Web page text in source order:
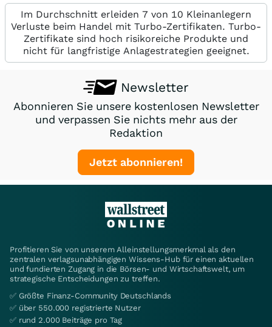
Im Durchschnitt erleiden 7 von 10 Kleinanlegern
Verluste beim Handel mit Turbo-Zertifikaten. Turbo-
Zertifikate sind hoch risikoreiche Produkte und
nicht für langfristige Anlagestrategien geeignet.
Newsletter
Abonnieren Sie unsere kostenlosen Newsletter
und verpassen Sie nichts mehr aus der
Redaktion
Jetzt abonnieren!
Profitieren Sie von unserem Alleinstellungsmerkmal als den
zentralen verlagsunabhängigen Wissens-Hub für einen aktuellen
und fundierten Zugang in die Börsen- und Wirtschaftswelt, um
strategische Entscheidungen zu treffen.
✅ Größte Finanz-Community Deutschlands
✅ über 550.000 registrierte Nutzer
✅ rund 2.000 Beiträge pro Tag